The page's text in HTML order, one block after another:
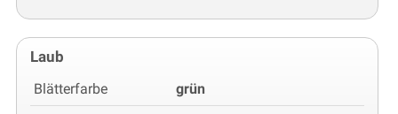
Laub
Blätterfarbe grün